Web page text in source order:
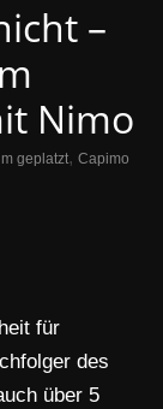
–
Nimo
geplatzt, Capimo
für
des
über 5